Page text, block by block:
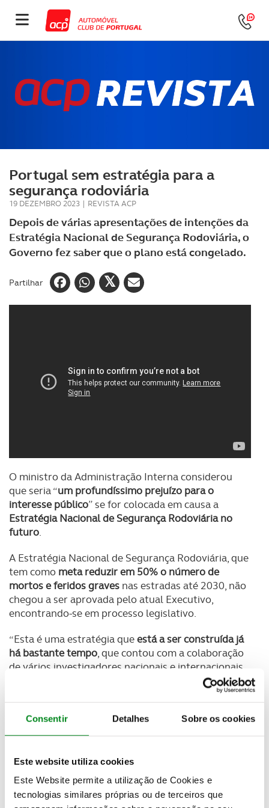
Consentir Detalhes Sobre os cookies
Este website utiliza cookies
Este Website permite a utilização de Cookies e
tecnologias similares próprias ou de terceiros que
Portugal sem estratégia para a
segurança rodoviária
19 DEZEMBRO 2023 | REVISTA ACP
Depois de várias apresentações de intenções da
Estratégia Nacional de Segurança Rodoviária, o
Governo fez saber que o plano está congelado.
Partilhar
O ministro da Administração Interna considerou
que seria “um profundíssimo prejuízo para o
interesse público” se for colocada em causa a
Estratégia Nacional de Segurança Rodoviária no
futuro.
A Estratégia Nacional de Segurança Rodoviária, que
tem como meta reduzir em 50% o número de
mortos e feridos graves nas estradas até 2030, não
chegou a ser aprovada pelo atual Executivo,
encontrando-se em processo legislativo.
“Esta é uma estratégia queestá a ser construída já
há bastante tempo, que contou com a colaboração
de vários investigadores nacionais e internacionais,
alguns dos maiores especialistas do mundo nas
questões da segurança rodoviária, e contou com
instituições.Seria um profundíssimo prejuízo para o
interesse público que se colocassem em causano
O ministro, que falava no final da apresentação da
campanha de Natal e Ano Novo da Autoridade
Nacional de Segurança Rodoviária, destacou “